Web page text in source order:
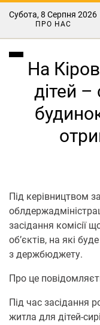
Субота, 8 Серпня 2026
ПРО НАС
На
дітей –
Під керівництвом
засідання комісії
об’єктів, на які
з держбюджету.
Про це
Під час засідання
житла для дітей-